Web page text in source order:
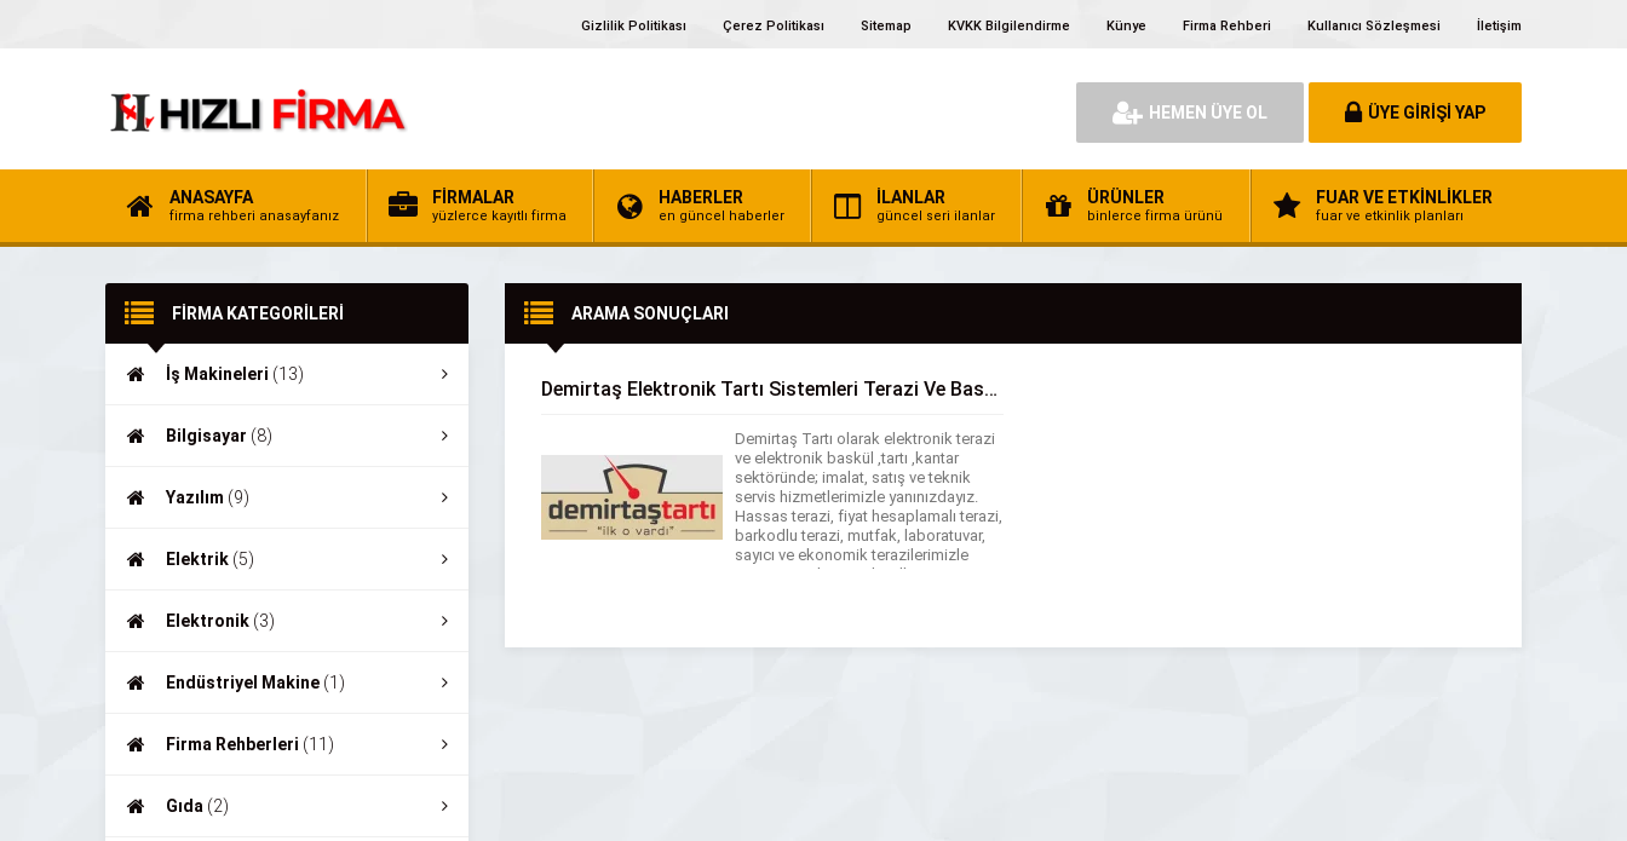
Gizlilik Politikası Çerez Politikası Sitemap KVKK Bilgilendirme Künye Firma Rehberi Kullanıcı Sözleşmesi İletişim
HEMEN ÜYE OL ÜYE GİRİŞİ YAP
ANASAYFA
firma rehberi anasayfanız
FİRMALAR
yüzlerce kayıtlı firma
HABERLER
en güncel haberler
İLANLAR
güncel seri ilanlar
ÜRÜNLER
binlerce firma ürünü
FUAR VE ETKİNLİKLER
fuar ve etkinlik planları
FİRMA KATEGORİLERİ
İş Makineleri (13)
Bilgisayar (8)
Yazılım (9)
Elektrik (5)
Elektronik (3)
Endüstriyel Makine (1)
Firma Rehberleri (11)
Gıda (2)
ARAMA SONUÇLARI
Demirtaş Elektronik Tartı Sistemleri Terazi Ve Baskül
Demirtaş Tartı olarak elektronik terazi
ve elektronik baskül ,tartı ,kantar
sektöründe; imalat, satış ve teknik
servis hizmetlerimizle yanınızdayız.
Hassas terazi, fiyat hesaplamalı terazi,
barkodlu terazi, mutfak, laboratuvar,
sayıcı ve ekonomik terazilerimizle
tartım süreçlerinizi dijitalleştiriyoruz.
planda tutuyoruz. Ağır hizmet tipi